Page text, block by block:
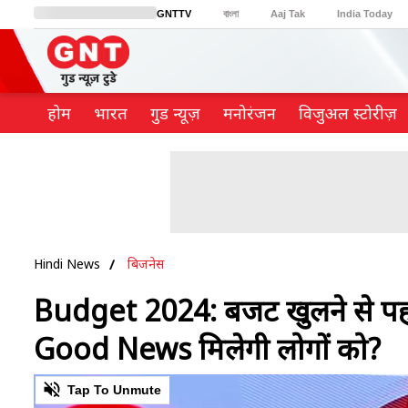
GNTTV বাংলা Aaj Tak India Today
BT Bazaar Cosmopolitan
होम भारत गुड न्यूज़ मनोरंजन विजुअल स्टोरीज़
Hindi News बिजनेस
Budget 2024: बजट खुलने से
Good News मिलेगी लोगों को?
0
of